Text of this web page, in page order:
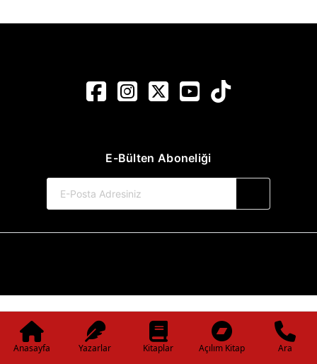
E-Bülten Aboneliği
Anasayfa Yazarlar Kitaplar Açılım Kitap Ara